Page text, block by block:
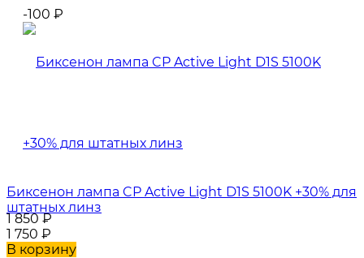
-100 ₽
Биксенон лампа CP Active Light D1S 5100K +30% для
штатных линз
1 850₽
1 750 ₽
В корзину